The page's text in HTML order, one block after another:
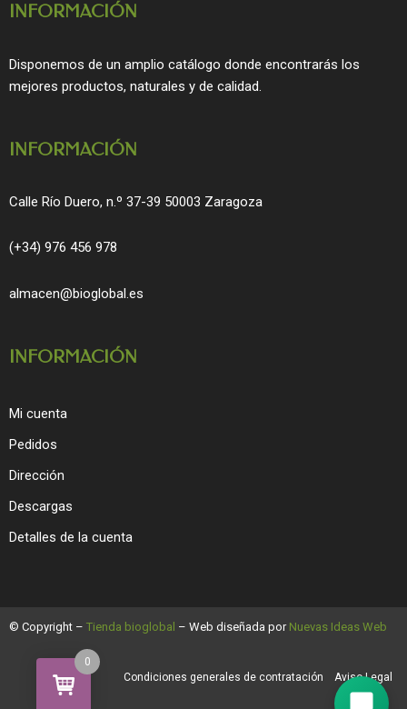
o
o
g
r
INFORMACIÓN
Disponemos de un amplio catálogo donde encontrarás los
mejores productos, naturales y de calidad.
INFORMACIÓN
Calle Río Duero, n.º 37-39 50003 Zaragoza
(+34) 976 456 978
almacen@bioglobal.es
INFORMACIÓN
Mi cuenta
Pedidos
Dirección
Descargas
Detalles de la cuenta
© Copyright – Tienda bioglobal – Web diseñada por Nuevas Ideas Web
Condiciones generales de contratación Aviso Legal
0